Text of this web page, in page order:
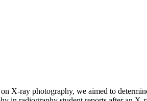
X-ray photography, we aimed to